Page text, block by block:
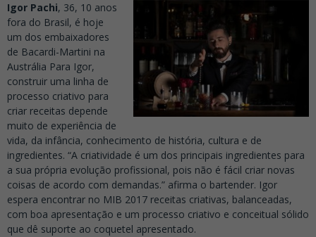
Igor Pachi, 36, 10 anos
fora do Brasil, é hoje
um dos embaixadores
de Bacardi-Martini na
Austrália Para Igor,
construir uma linha de
processo criativo para
criar receitas depende
muito de experiência de
vida, da infância, conhecimento de história, cultura e de
ingredientes. “A criatividade é um dos principais ingredientes para
a sua própria evolução profissional, pois não é fácil criar novas
coisas de acordo com demandas.” afirma o bartender. Igor
espera encontrar no MIB 2017 receitas criativas, balanceadas,
com boa apresentação e um processo criativo e conceitual sólido
que dê suporte ao coquetel apresentado.